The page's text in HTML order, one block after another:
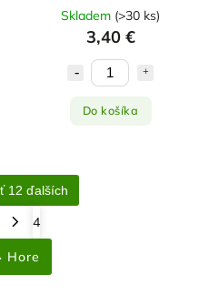
Skladem (>30 ks)
3,40 €
Do košíka
12 ďalších
4
Hore